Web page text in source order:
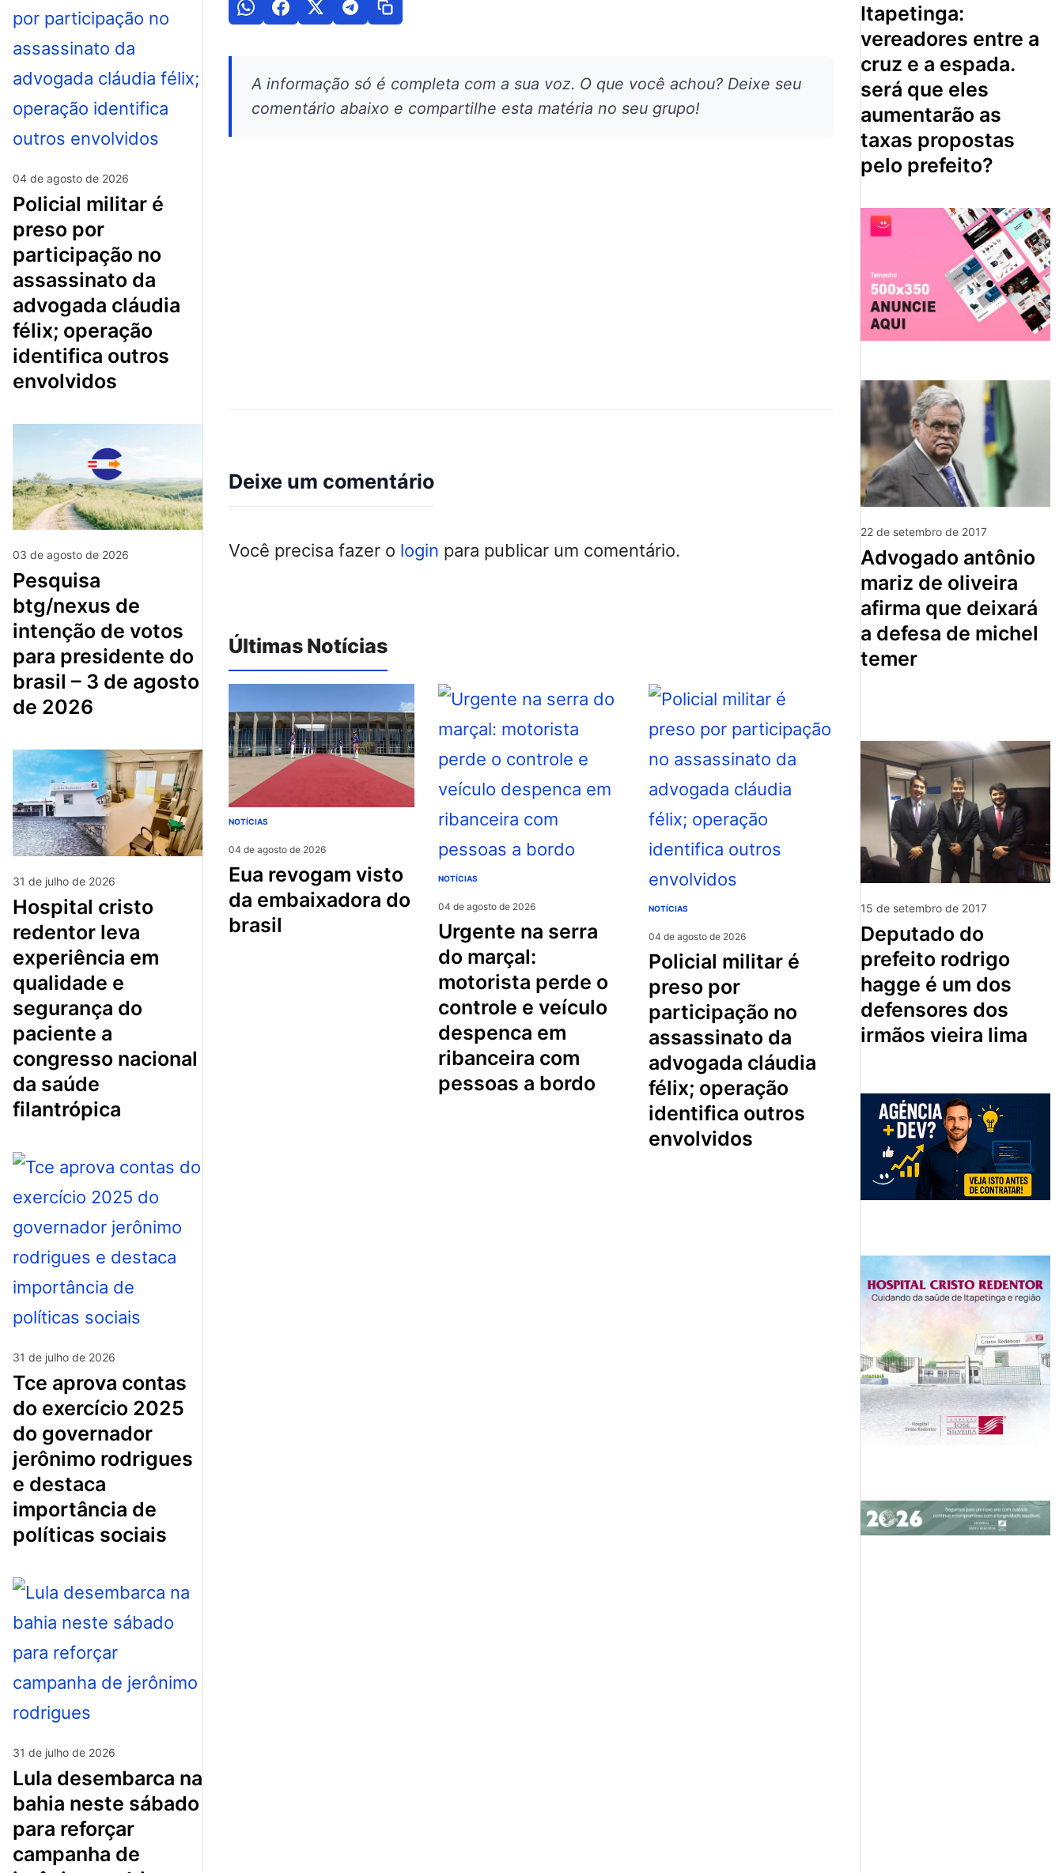
04 de agosto de 2026
policial militar é
preso por
participação no
assassinato da
advogada cláudia
félix; operação
identifica outros
envolvidos
03 de agosto de 2026
pesquisa
btg/nexus de
intenção de votos
para presidente do
brasil – 3 de agosto
de 2026
31 de julho de 2026
hospital cristo
redentor leva
experiência em
qualidade e
segurança do
paciente a
congresso nacional
da saúde
filantrópica
31 de julho de 2026
tce aprova contas
do exercício 2025
do governador
jerônimo rodrigues
e destaca
importância de
políticas sociais
31 de julho de 2026
lula desembarca na
bahia neste sábado
para reforçar
campanha de
A informação só é completa com a sua voz. O que você achou? Deixe seu
comentário abaixo e compartilhe esta matéria no seu grupo!
Deixe um comentário
Você precisa fazer o login para publicar um comentário.
Últimas Notícias
NOTÍCIAS
04 de agosto de 2026
eua revogam visto
da embaixadora do
brasil
NOTÍCIAS
04 de agosto de 2026
urgente na serra
do marçal:
motorista perde o
controle e veículo
despenca em
ribanceira com
pessoas a bordo
NOTÍCIAS
04 de agosto de 2026
policial militar é
preso por
participação no
assassinato da
advogada cláudia
félix; operação
identifica outros
envolvidos
itapetinga:
vereadores entre a
cruz e a espada.
será que eles
aumentarão as
taxas propostas
pelo prefeito?
22 de setembro de 2017
advogado antônio
mariz de oliveira
afirma que deixará
a defesa de michel
temer
15 de setembro de 2017
deputado do
prefeito rodrigo
hagge é um dos
defensores dos
irmãos vieira lima